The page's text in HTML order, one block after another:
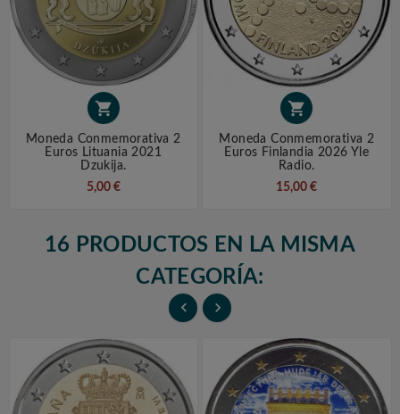

Moneda Conmemorativa 2
Euros Lituania 2021
Dzukija.
5,00 €

Moneda Conmemorativa 2
Euros Finlandia 2026 Yle
Radio.
15,00 €
16 PRODUCTOS EN LA MISMA
CATEGORÍA:
 